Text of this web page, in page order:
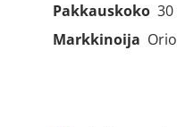
Pakkauskoko
Markkinoija